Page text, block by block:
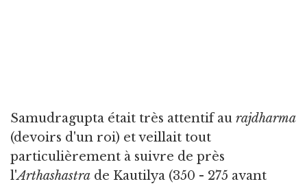
Samudragupta était très attentif au rajdharma
(devoirs d'un roi) et veillait tout
particulièrement à suivre de près
l'Arthashastra de Kautilya (350 - 275 avant